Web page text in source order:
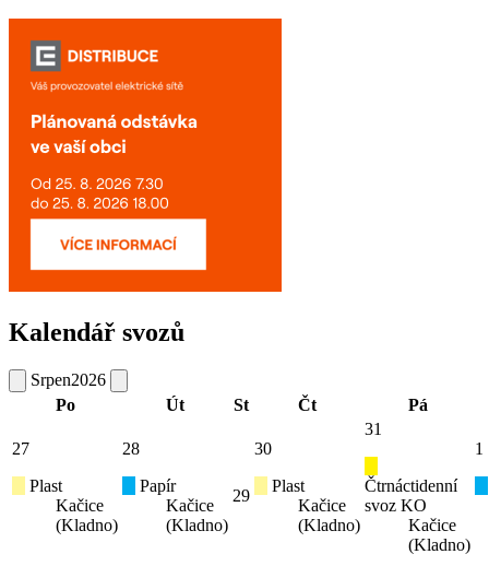
Kalendář svozů
Srpen2026
Po
Út St Čt Pá
27
Plast
Kačice
(Kladno)
28
Papír
Kačice
(Kladno)
29
30
Plast
Kačice
(Kladno)
31
Čtrnáctidenní
svoz KO
Kačice
(Kladno)
1